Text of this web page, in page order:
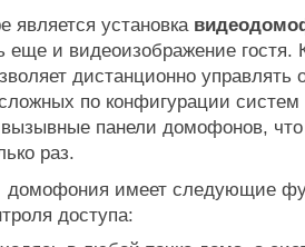
установка
и видеоизображение гостя.
дистанционно управлять
по конфигурации систем
панели домофонов, что
раз.
имеет следующие
доступа: